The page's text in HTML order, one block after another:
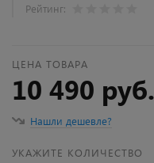
Рейтинг:
ЦЕНА ТОВАРА
10 490 руб.
Нашли дешевле?
УКАЖИТЕ КОЛИЧЕСТВО